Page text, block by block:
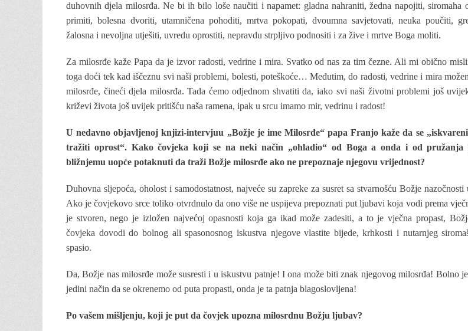
duhovnih djela milosrđa. Ne bi ih bilo loše naučiti i napamet: gladna nahraniti, žedna napojiti, siromaha
primiti, bolesna dvoriti, utamničena pohoditi, mrtva pokopati, dvoumna savjetovati, neuka poučiti,
žalosna i nevoljna utješiti, uvredu oprostiti, nepravdu strpljivo podnositi i za žive i mrtve Boga moliti.
Za milosrđe kaže Papa da je izvor radosti, vedrine i mira. Svatko od nas za tim čezne. Ali mi obično
toga doći tek kad iščeznu svi naši problemi, bolesti, poteškoće… Međutim, do radosti, vedrine i mira
milosrđe, čineći djela milosrđa. Tada ćemo odjednom shvatiti da, iako svi naši životni problemi još
križevi života još uvijek pritišću naša ramena, ipak u srcu imamo mir, vedrinu i radost!
U nedavno objavljenoj knjizi-intervjuu „Božje je ime Milosrđe“ papa Franjo kaže da se
tražiti oprost“. Kako čovjeka koji se na neki način „ohladio“ od Boga a onda i od pružanja
bližnjemu uopće potaknuti da traži Božje milosrđe ako ne prepoznaje njegovu vrijednost?
Duhovna sljepoća, oholost i samodostatnost, najveće su zapreke za susret sa stvarnošću Božje nazočnosti
Ako je čovjekovo srce toliko otvrdnulo da ono više ne uspijeva prepoznati put ljubavi koja vodi prema
je stvoren, nego je izložen najvećoj opasnosti koja ga ikad može zadesiti, a to je vječna propast,
čovjeka dovodi do bolnog ali spasonosnog iskustva njegove vlastite bijede, krhkosti i nutarnjeg
spasio.
Da, Božje nas milosrđe može susresti i u iskustvu patnje! I ona može biti znak njegovog milosrđa! Bolno
jedini način da se okrenemo od puta propasti, onda je ta patnja blagoslovljena!
Po vašem mišljenju, koji je put da čovjek upozna milosrdnu Božju ljubav?